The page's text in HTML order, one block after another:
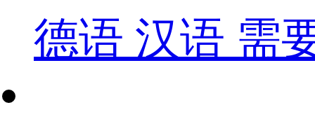
德语 汉语 需